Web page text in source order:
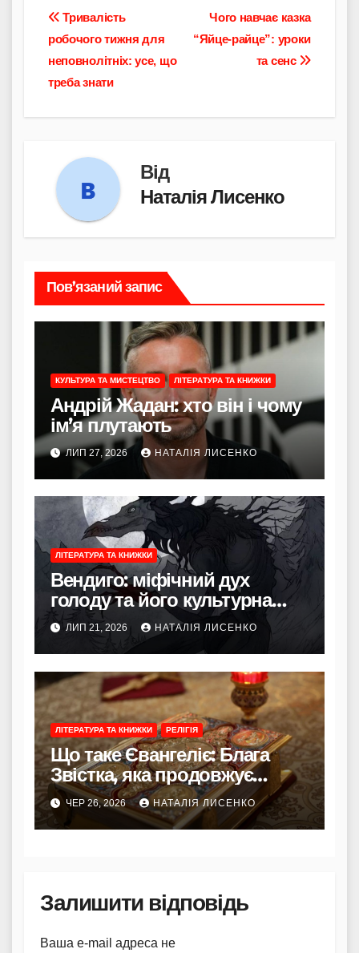
Навігація
записів
Чого навчає казка
“Яйце-райце”: уроки
та сенс
Тривалість
робочого тижня для
неповнолітніх: усе, що
треба знати
Від
Наталія Лисенко
Пов’язаний запис
КУЛЬТУРА ТА МИСТЕЦТВО ЛІТЕРАТУРА ТА КНИЖКИ
Андрій Жадан: хто він і чому
ім’я плутають
ЛИП 27, 2026 НАТАЛІЯ ЛИСЕНКО
ЛІТЕРАТУРА ТА КНИЖКИ
Вендиго: міфічний дух
голоду та його культурна
сила
ЛИП 21, 2026 НАТАЛІЯ ЛИСЕНКО
ЛІТЕРАТУРА ТА КНИЖКИ РЕЛІГІЯ
Що таке Євангеліє: Блага
Звістка, яка продовжує
змінювати життя
ЧЕР 26, 2026 НАТАЛІЯ ЛИСЕНКО
Залишити відповідь
Ваша e-mail адреса не